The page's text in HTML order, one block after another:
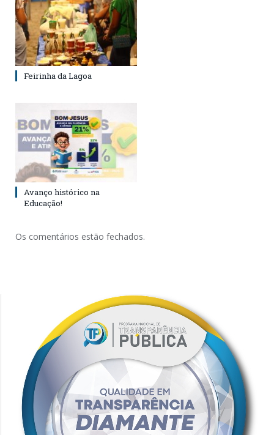
Feirinha da Lagoa
Avanço histórico na
Educação!
Os comentários estão fechados.